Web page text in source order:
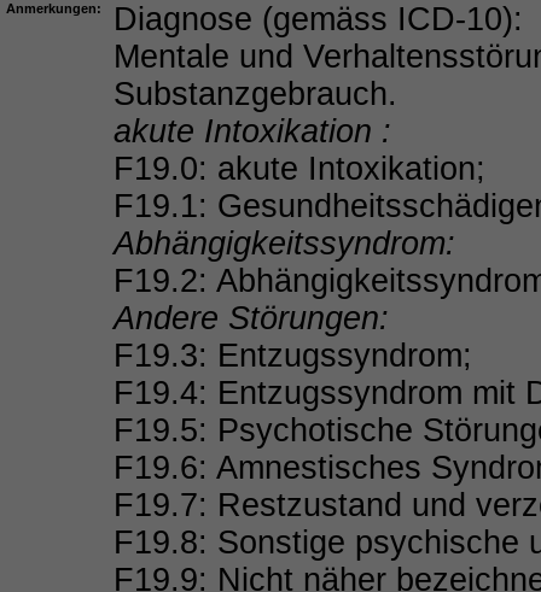
Anmerkungen:
Diagnose (gemäss ICD-10):
Mentale und
Substanzgebrauch.
akute Intoxikation :
F19.0: akute Intoxikation;
F19.1:
Abhängigkeitssyndrom:
F19.2:
Andere Störungen:
F19.3: Entzugssyndrom;
F19.4: Entzugssyndrom mit
F19.5: Psychotische
F19.6: Amnestisches
F19.7: Restzustand und
F19.8: Sonstige psychische
F19.9: Nicht näher